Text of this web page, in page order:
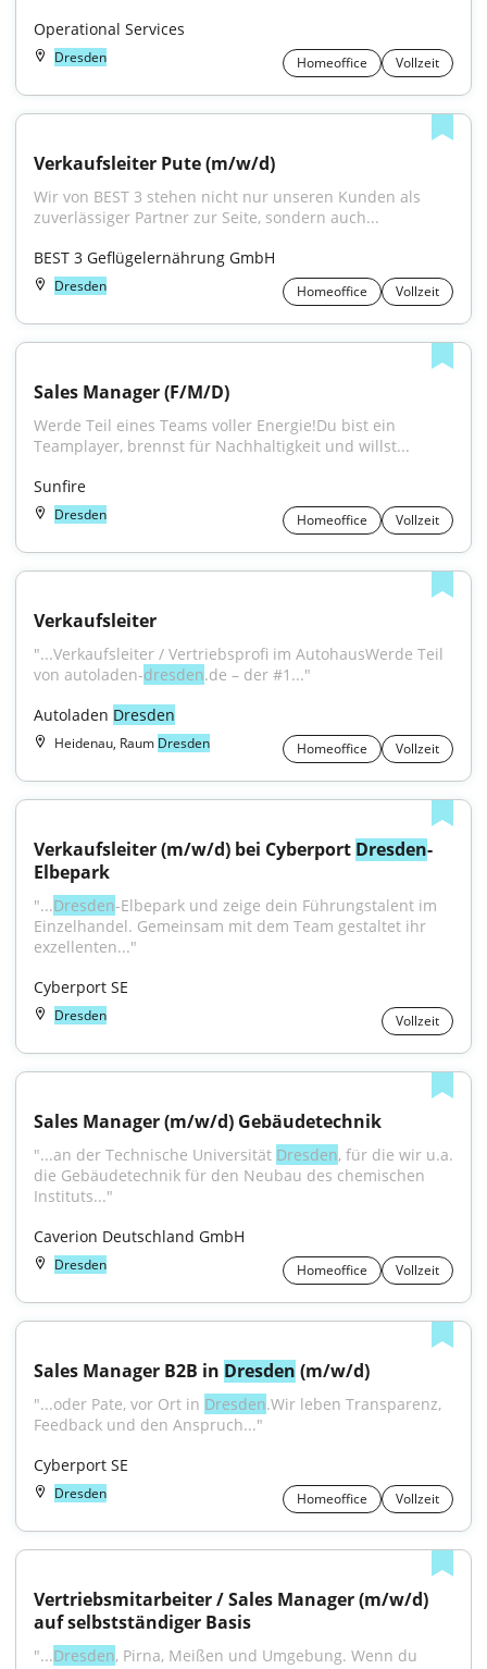
Operational Services
Dresden Homeoffice Vollzeit
Verkaufsleiter Pute (m/w/d)
Wir von BEST 3 stehen nicht nur unseren Kunden als
zuverlässiger Partner zur Seite, sondern auch...
BEST 3 Geflügelernährung GmbH
Dresden Homeoffice Vollzeit
Sales Manager (F/M/D)
Werde Teil eines Teams voller Energie!Du bist ein
Teamplayer, brennst für Nachhaltigkeit und willst...
Sunfire
Dresden Homeoffice Vollzeit
Verkaufsleiter
"...Verkaufsleiter / Vertriebsprofi im AutohausWerde Teil
von autoladen-dresden.de – der #1..."
Autoladen Dresden
Heidenau, Raum Dresden Homeoffice Vollzeit
Verkaufsleiter (m/w/d) bei Cyberport Dresden-
Elbepark
"...Dresden-Elbepark und zeige dein Führungstalent im
Einzelhandel. Gemeinsam mit dem Team gestaltet ihr
exzellenten..."
Cyberport SE
Dresden Vollzeit
Sales Manager (m/w/d) Gebäudetechnik
"...an der Technische Universität Dresden, für die wir u.a.
die Gebäudetechnik für den Neubau des chemischen
Instituts..."
Caverion Deutschland GmbH
Dresden Homeoffice Vollzeit
Sales Manager B2B in Dresden (m/w/d)
"...oder Pate, vor Ort in Dresden.Wir leben Transparenz,
Feedback und den Anspruch..."
Cyberport SE
Dresden Homeoffice Vollzeit
Vertriebsmitarbeiter / Sales Manager (m/w/d)
auf selbstständiger Basis
"...Dresden, Pirna, Meißen und Umgebung. Wenn du